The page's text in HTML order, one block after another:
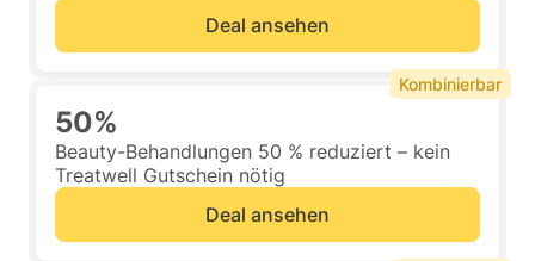
Deal ansehen
50%
Beauty-Behandlungen 50 % reduziert – kein
Treatwell Gutschein nötig
Deal ansehen
Kombinierbar